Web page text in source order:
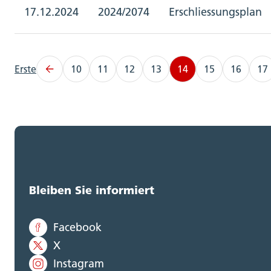
17.12.2024 2024/2074 Erschliessungsplan
Erste 10 11 12 13 14 15 16 17
Bleiben Sie informiert
Facebook
X
Instagram